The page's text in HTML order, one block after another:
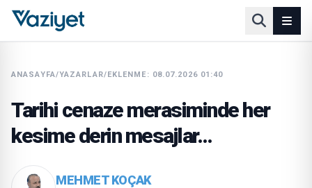
ANASAYFA/YAZARLAR/EKLENME: 08.07.2026 01:40
Tarihi cenaze merasiminde her
kesime derin mesajlar…
MEHMET KOÇAK